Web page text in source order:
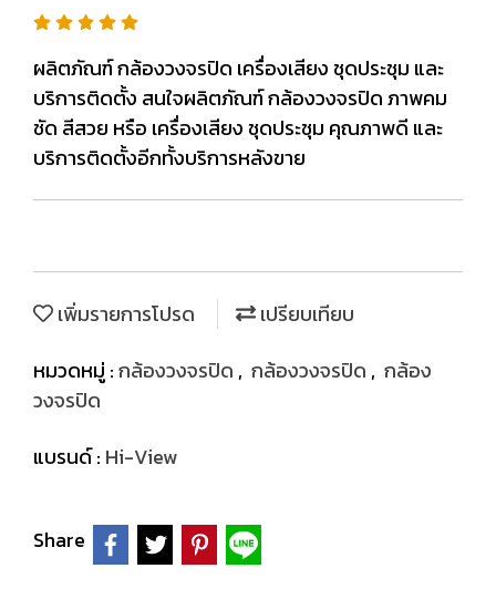
ผลิตภัณฑ์ กล้องวงจรปิด เครื่องเสียง ชุดประชุม และ
บริการติดตั้ง สนใจผลิตภัณฑ์ กล้องวงจรปิด ภาพคม
ชัด สีสวย หรือ เครื่องเสียง ชุดประชุม คุณภาพดี และ
บริการติดตั้งอีกทั้งบริการหลังขาย
เพิ่มรายการโปรด
เปรียบเทียบ
หมวดหมู่ :กล้องวงจรปิด , กล้องวงจรปิด , กล้อง
วงจรปิด
แบรนด์ : Hi-View
Share